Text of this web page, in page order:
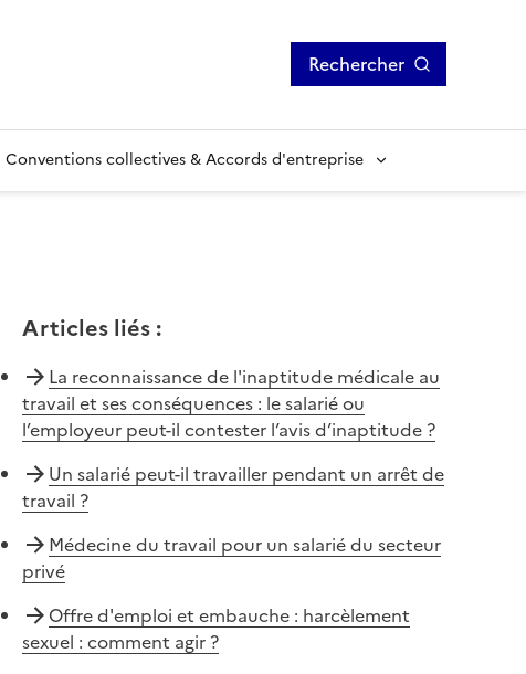
Rechercher
Conventions collectives & Accords d'entreprise
Articles liés:
La reconnaissance de l'inaptitude médicale au
travail et ses conséquences : le salarié ou
l’employeur peut-il contester l’avis d’inaptitude ?
Un salarié peut-il travailler pendant un arrêt de
travail ?
Médecine du travail pour un salarié du secteur
privé
Offre d'emploi et embauche : harcèlement
sexuel : comment agir ?